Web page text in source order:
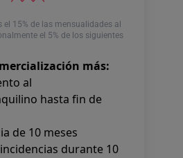
el 15% de las mensualidades al
el 5% de los siguientes
más:
al
hasta fin de
de 10 meses
durante 10